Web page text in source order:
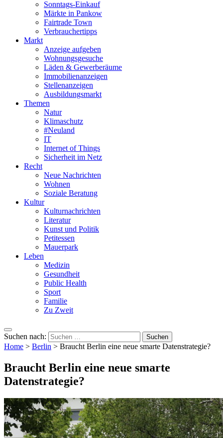
Sonntags-Einkauf
Märkte in Pankow
Fairtrade Town
Verbrauchertipps
Markt
Anzeige aufgeben
Wohnungsgesuche
Läden & Gewerberäume
Immobilienanzeigen
Stellenanzeigen
Ausbildungsmarkt
Themen
Natur
Klimaschutz
#Neuland
IT
Internet of Things
Sicherheit im Netz
Recht
Neue Nachrichten
Wohnen
Soziale Beratung
Kultur
Kulturnachrichten
Literatur
Kunst und Politik
Petitessen
Mauerpark
Leben
Medizin
Gesundheit
Public Health
Sport
Familie
Zu Zweit
Suchen nach:
Home > Berlin > Braucht Berlin eine neue smarte Datenstrategie?
Braucht Berlin eine neue smarte
Datenstrategie?